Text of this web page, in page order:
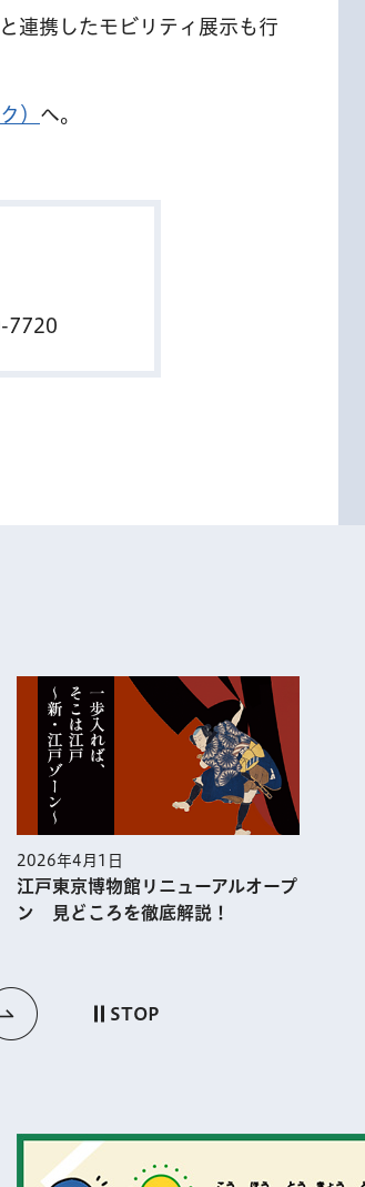
連携したモビリティ展示も行
） へ。
7720
ドを表示次のスライドを表示
STOP
2026年4月1日
江戸東京博物館リニューアルオープ
ン 見どころを徹底解説！